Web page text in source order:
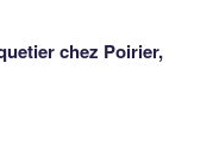
chez Poirier,